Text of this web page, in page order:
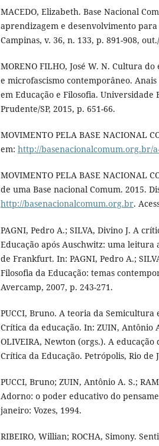
MACEDO, Elizabeth. Base Nacional
aprendizagem e desenvolvimento para
Campinas, v. 36, n. 133, p. 891-908,
MORENO FILHO, José W. N. Cultura
e microfascismo contemporâneo.
em Educação e Filosofia. Universidade
Prudente/SP, 2015, p. 651-66.
MOVIMENTO PELA BASE NACIONAL
em: http://basenacionalcomum.org.br/
MOVIMENTO PELA BASE NACIONAL
de uma Base nacional Comum. 2015.
http://basenacionalcomum.org.br.
PAGNI, Pedro A.; SILVA, Divino J. A
Educação após Auschwitz: uma
de Frankfurt. In: PAGNI, Pedro A.;
Filosofia da Educação: temas
Avercamp, 2007, p. 243-271.
PUCCI, Bruno. A teoria da
Crítica da educação. In: ZUIN, Antônio
OLIVEIRA, Newton (orgs.). A
Crítica da Educação. Petrópolis, Rio de
PUCCI, Bruno; ZUIN, Antônio A. S.;
Adorno: o poder educativo do
janeiro: Vozes, 1994.
RIBEIRO, Willian; ROCHA, Simony.